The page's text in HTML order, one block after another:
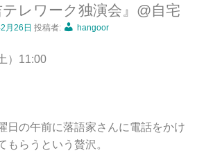
テレワーク独演会』@自宅
月26日 投稿者: hangoor
）11:00
日の午前に落語家さんに電話をかけ
もらうという贅沢。